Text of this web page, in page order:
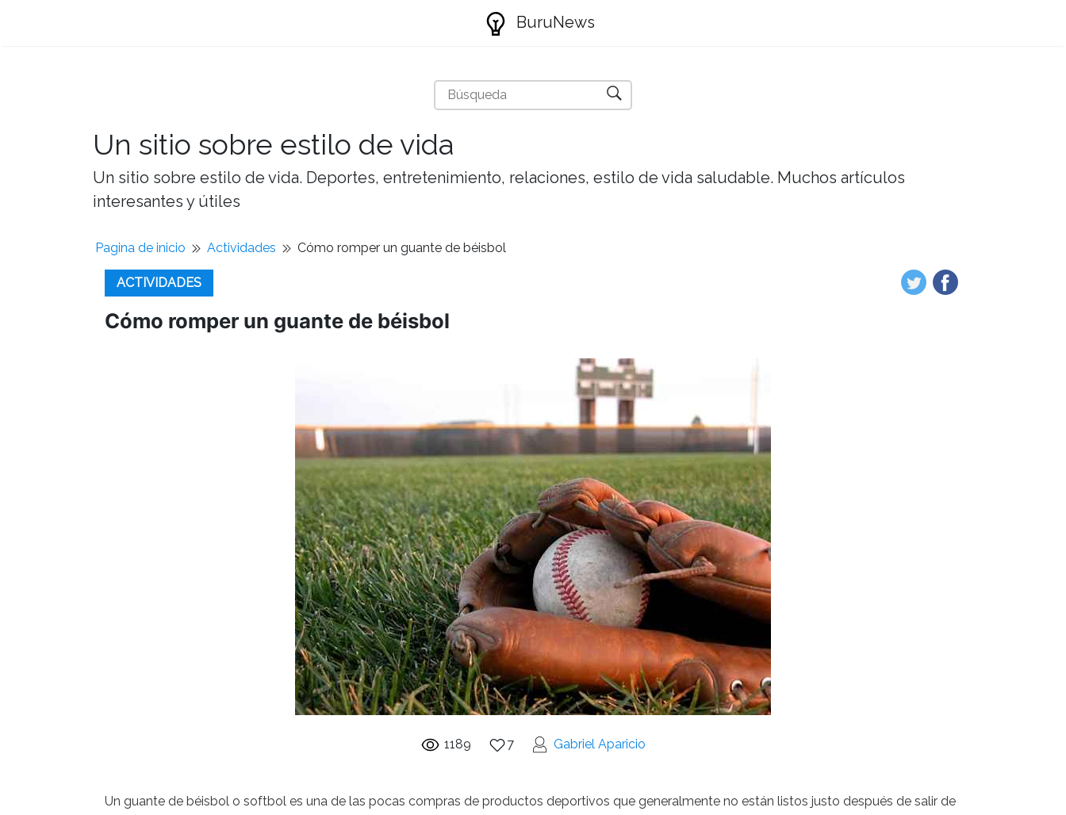
BuruNews
Un sitio sobre estilo de vida
Un sitio sobre estilo de vida. Deportes, entretenimiento, relaciones, estilo de vida saludable. Muchos artículos
interesantes y útiles
Pagina de inicio Actividades Cómo romper un guante de béisbol
ACTIVIDADES
Cómo romper un guante de béisbol
1189 7 Gabriel Aparicio
Un guante de béisbol o softbol es una de las pocas compras de productos deportivos que generalmente no están listos justo después de salir de